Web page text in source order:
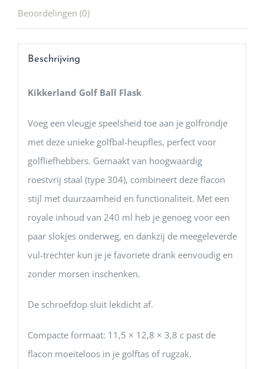
Beoordelingen (0)
Beschrijving
Kikkerland Golf Ball Flask
Voeg een vleugje speelsheid toe aan je golfrondje
met deze unieke golfbal-heupfles, perfect voor
golf­liefhebbers. Gemaakt van hoogwaardig
roestvrij staal (type 304), combineert deze flacon
stijl met duurzaamheid en functionaliteit. Met een
royale inhoud van 240 ml heb je genoeg voor een
paar slokjes onderweg, en dankzij de meegeleverde
vul-trechter kun je je favoriete drank eenvoudig en
zonder morsen inschenken.
De schroefdop sluit lekdicht af.
Compacte formaat: 11,5 × 12,8 × 3,8 c past de
flacon moeiteloos in je golftas of rugzak.